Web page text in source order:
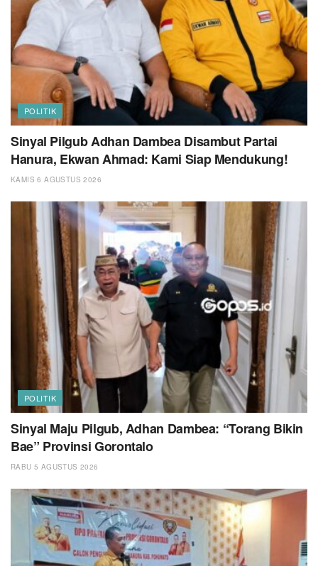
POLITIK
Sinyal Pilgub Adhan Dambea Disambut Partai
Hanura, Ekwan Ahmad: Kami Siap Mendukung!
KAMIS 6 AGUSTUS 2026
POLITIK
Sinyal Maju Pilgub, Adhan Dambea: “Torang Bikin
Bae” Provinsi Gorontalo
RABU 5 AGUSTUS 2026